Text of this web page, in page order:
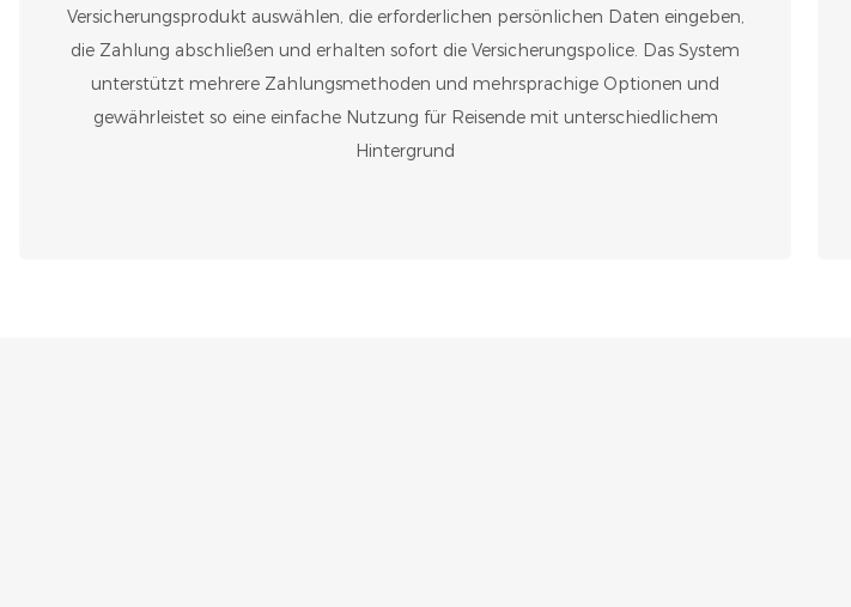
Versicherungsprodukt auswählen, die erforderlichen persönlichen Daten eingeben,
die Zahlung abschließen und erhalten sofort die Versicherungspolice. Das System
unterstützt mehrere Zahlungsmethoden und mehrsprachige Optionen und
gewährleistet so eine einfache Nutzung für Reisende mit unterschiedlichem
Hintergrund